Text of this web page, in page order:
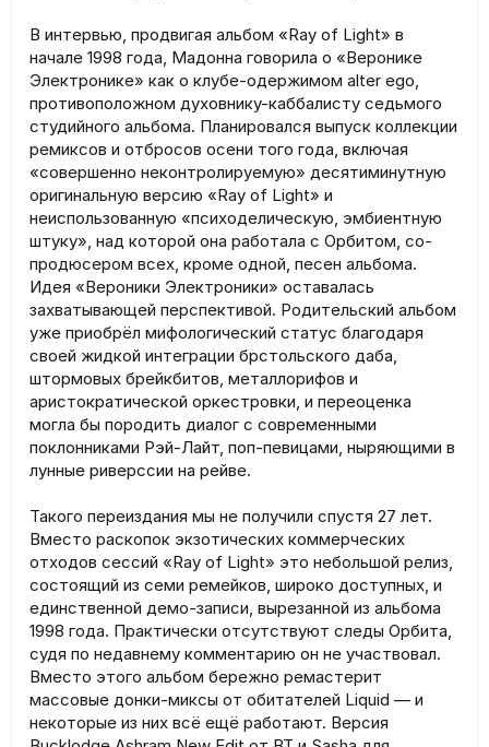
В интервью, продвигая альбом «Ray of Light» в
начале 1998 года, Мадонна говорила о «Веронике
Электронике» как о клубе-одержимом alter ego,
противоположном духовнику-каббалисту седьмого
студийного альбома. Планировался выпуск коллекции
ремиксов и отбросов осени того года, включая
«совершенно неконтролируемую» десятиминутную
оригинальную версию «Ray of Light» и
неиспользованную «психоделическую, эмбиентную
штуку», над которой она работала с Орбитом, со-
продюсером всех, кроме одной, песен альбома.
Идея «Вероники Электроники» оставалась
захватывающей перспективой. Родительский альбом
уже приобрёл мифологический статус благодаря
своей жидкой интеграции брстольского даба,
штормовых брейкбитов, металлорифов и
аристократической оркестровки, и переоценка
могла бы породить диалог с современными
поклонниками Рэй-Лайт, поп-певицами, ныряющими в
лунные риверссии на рейве.
Такого переиздания мы не получили спустя 27 лет.
Вместо раскопок экзотических коммерческих
отходов сессий «Ray of Light» это небольшой релиз,
состоящий из семи ремейков, широко доступных, и
единственной демо-записи, вырезанной из альбома
1998 года. Практически отсутствуют следы Орбита,
судя по недавнему комментарию он не участвовал.
Вместо этого альбом бережно ремастерит
массовые донки-миксы от обитателей Liquid — и
некоторые из них всё ещё работают. Версия